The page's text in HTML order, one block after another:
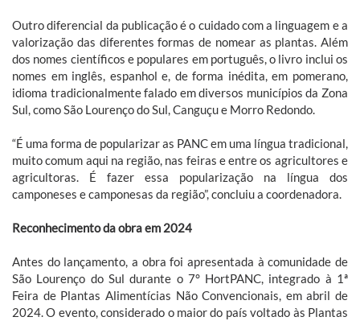
Outro diferencial da publicação é o cuidado com a linguagem e a
valorização das diferentes formas de nomear as plantas. Além
dos nomes científicos e populares em português, o livro inclui os
nomes em inglês, espanhol e, de forma inédita, em pomerano,
idioma tradicionalmente falado em diversos municípios da Zona
Sul, como São Lourenço do Sul, Canguçu e Morro Redondo.
“É uma forma de popularizar as PANC em uma língua tradicional,
muito comum aqui na região, nas feiras e entre os agricultores e
agricultoras. É fazer essa popularização na língua dos
camponeses e camponesas da região”, concluiu a coordenadora.
Reconhecimento da obra em 2024
Antes do lançamento, a obra foi apresentada à comunidade de
São Lourenço do Sul durante o 7° HortPANC, integrado à 1ª
Feira de Plantas Alimentícias Não Convencionais, em abril de
2024. O evento, considerado o maior do país voltado às Plantas